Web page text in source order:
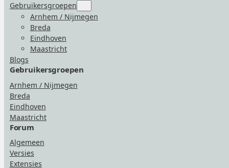
Gebruikersgroepen
for
“Gebruikersgroepen”
Arnhem / Nijmegen
Breda
Eindhoven
Maastricht
Blogs
Gebruikersgroepen
Arnhem / Nijmegen
Breda
Eindhoven
Maastricht
Forum
Algemeen
Versies
Extensies